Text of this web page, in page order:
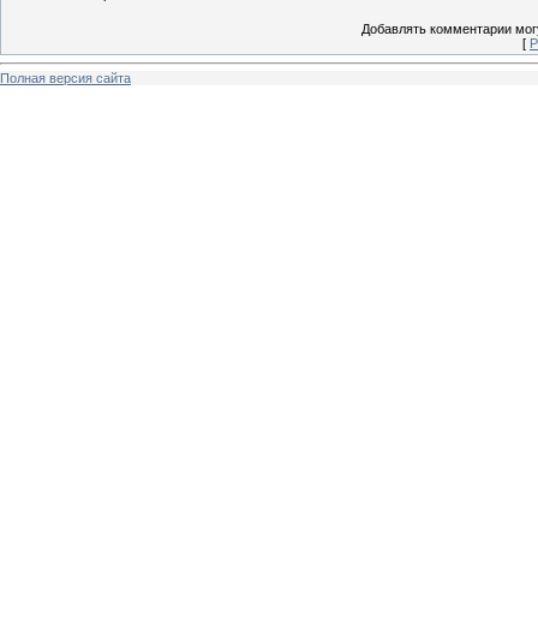
Добавлять комментарии
[
Полная версия сайта